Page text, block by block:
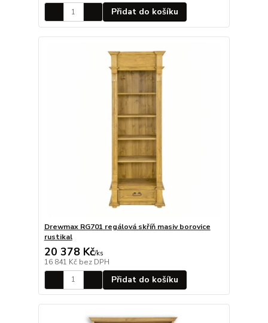
Přidat do košíku
Drewmax RG701 regálová skříň masiv borovice
rustikal
20 378 Kč/ks
16 841 Kč bez DPH
Přidat do košíku